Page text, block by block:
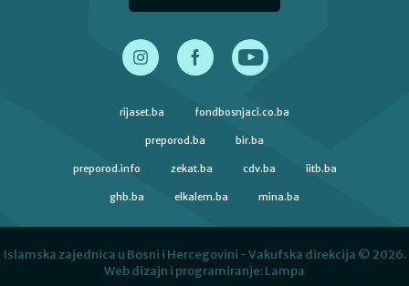
rijaset.ba fondbosnjaci.co.ba
preporod.ba bir.ba
preporod.info zekat.ba cdv.ba iitb.ba
ghb.ba elkalem.ba mina.ba
Islamska zajednica u Bosni i Hercegovini - Vakufska direkcija © 2026.
Web dizajn i programiranje:Lampa